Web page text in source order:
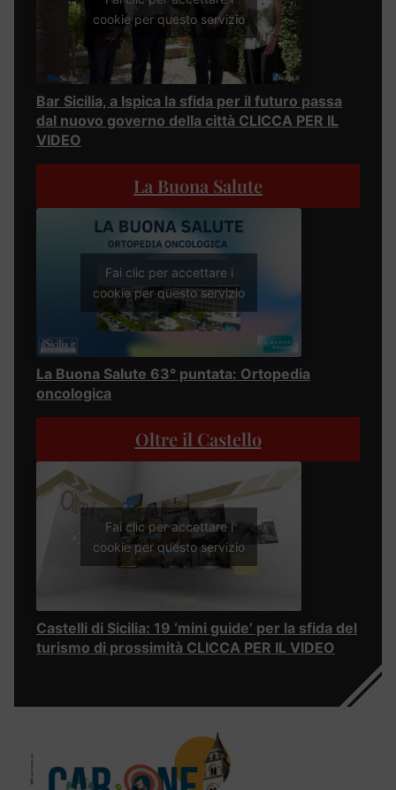
cookie per questo servizio
Bar Sicilia, a Ispica la sfida per il futuro passa
dal nuovo governo della città CLICCA PER IL
VIDEO
La Buona Salute
Fai clic per accettare i
cookie per questo servizio
La Buona Salute 63° puntata: Ortopedia
oncologica
Oltre il Castello
Fai clic per accettare i
cookie per questo servizio
Castelli di Sicilia: 19 ‘mini guide’ per la sfida del
turismo di prossimità CLICCA PER IL VIDEO